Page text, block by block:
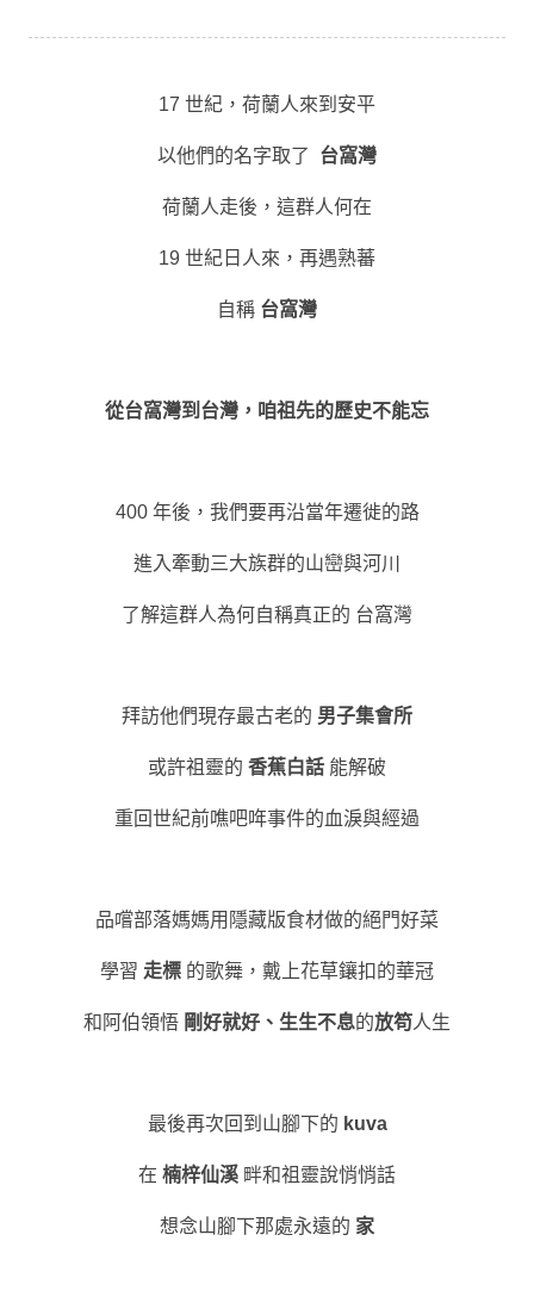
17 世紀，荷蘭人來到安平
以他們的名字取了 台窩灣
荷蘭人走後，這群人何在
19 世紀日人來，再遇熟蕃
自稱 台窩灣
從台窩灣到台灣，咱祖先的歷史不能忘
400 年後，我們要再沿當年遷徙的路
進入牽動三大族群的山巒與河川
了解這群人為何自稱真正的 台窩灣
拜訪他們現存最古老的 男子集會所
或許祖靈的 香蕉白話 能解破
重回世紀前噍吧哖事件的血淚與經過
品嚐部落媽媽用隱藏版食材做的絕門好菜
學習 走標 的歌舞，戴上花草鑲扣的華冠
和阿伯領悟 剛好就好、生生不息的放笱人生
最後再次回到山腳下的 kuva
在 楠梓仙溪 畔和祖靈說悄悄話
想念山腳下那處永遠的 家